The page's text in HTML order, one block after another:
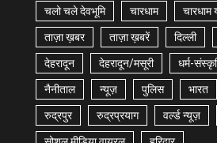
चलो चले देवभूमि चारधाम चारधाम
ताज़ा ख़बर ताज़ा ख़बरें दिल्ली
देहरादून देहरादून/मसूरी धर्म-
नैनीताल न्यूज़ पुलिस भारत
रुद्रपुर रुद्रप्रयाग वर्ल्ड न्यूज़